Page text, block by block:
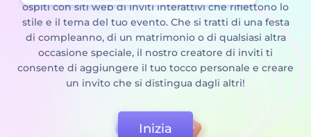
ospiti con siti web di inviti interattivi che riflettono lo
stile e il tema del tuo evento. Che si tratti di una festa
di compleanno, di un matrimonio o di qualsiasi altra
occasione speciale, il nostro creatore di inviti ti
consente di aggiungere il tuo tocco personale e creare
un invito che si distingua dagli altri!
Inizia